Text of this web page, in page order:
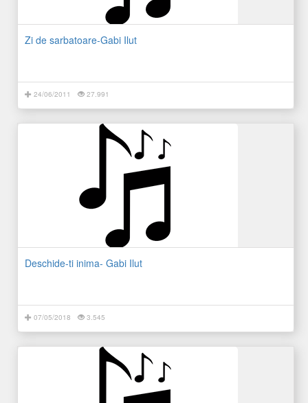
Zi de sarbatoare-Gabi Ilut
24/06/2011 27.991
Deschide-ti inima- Gabi Ilut
07/05/2018 3.545